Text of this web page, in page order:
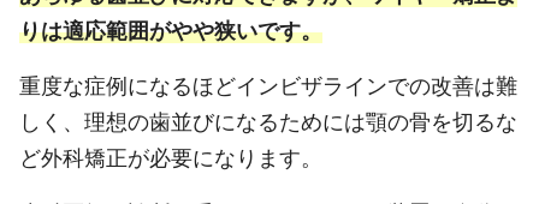
りは適応範囲がやや狭いです。
重度な症例になるほどインビザラインでの改善は難
しく、理想の歯並びになるためには顎の骨を切るな
ど外科矯正が必要になります。